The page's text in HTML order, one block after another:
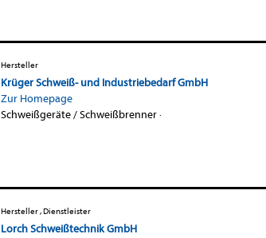
Hersteller
Krüger Schweiß- und Industriebedarf GmbH
Zur Homepage
Schweißgeräte / Schweißbrenner·
Hersteller , Dienstleister
Lorch Schweißtechnik GmbH